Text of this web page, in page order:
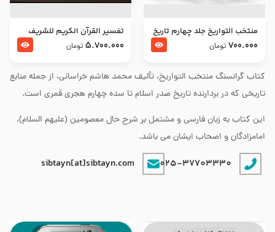
کتاب گرانسنگ منتخب التواريخ، تألیف محمد هاشم خراسانی، از جمله منابع
تاریخی که در بردارنده تاریخ صدر اسلام تا سده چهارم هجری قمری است.
این کتاب به زبان فارسی و مشتمل بر شرح حال معصومین (علیهم السلام)،
امامزادگان و اصحاب ایشان می باشد.
025-37703330
sibtayn[at]sibtayn.com
منتخب التواریخ جلد چهارم تاریخ
امام زین العابدین و امام محمد
700.000 تومان
تفسير القرآن الكريم للشريف
المرتضي قدس سرّه
5.700.000 تومان